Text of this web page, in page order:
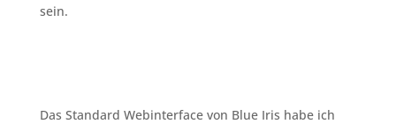
sein.
Das Standard Webinterface von Blue Iris habe ich